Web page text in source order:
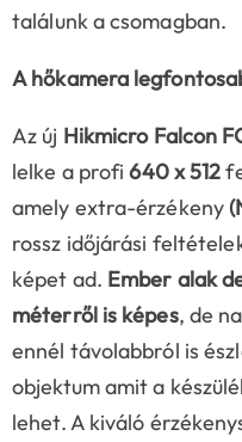
találunk a csomagban.
A hőkamera
Az új Hikmicro Falcon
lelke a profi640 x 512
amely extra-érzékeny
rossz időjárási
képet ad. Ember alak
méterről is képes, de
ennél távolabbról is
objektum amit a
lehet. A kiváló